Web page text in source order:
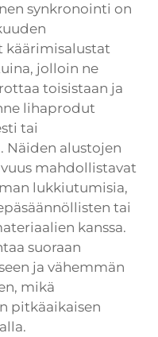
synkronointi on
käärimisalustat
jolloin ne
toisistaan ja
lihaprodut
tai
Näiden alustojen
mahdollistavat
lukkiutumisia,
tai
kanssa.
suoraan
ja vähemmän
mikä
pitkäaikaisen